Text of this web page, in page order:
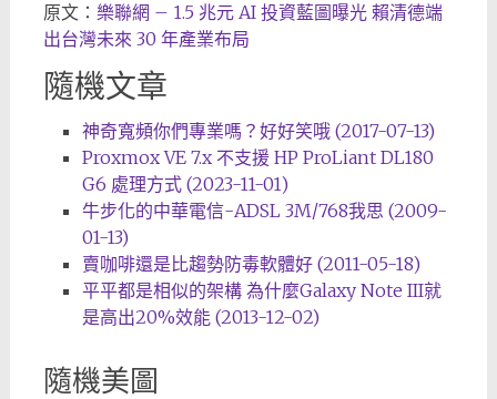
原文： 樂聯網 – 1.5 兆元 AI 投資藍圖曝光 賴清德端
出台灣未來 30 年產業布局
隨機文章
神奇寬頻你們專業嗎？好好笑哦 (2017-07-13)
Proxmox VE 7.x 不支援 HP ProLiant DL180
G6 處理方式 (2023-11-01)
牛步化的中華電信-ADSL 3M/768我思 (2009-
01-13)
賣咖啡還是比趨勢防毒軟體好 (2011-05-18)
平平都是相似的架構 為什麼Galaxy Note III就
是高出20%效能 (2013-12-02)
隨機美圖